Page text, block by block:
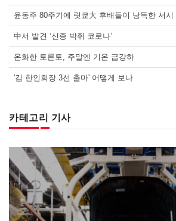
윤동주 80주기에 릿쿄大 후배들이 낭독한 서시
中서 발견 ‘신종 박쥐 코로나’
온화한 토론토, 주말엔 기온 급강하
'김 한인회장 3선 출마' 어떻게 보나
카테고리 기사